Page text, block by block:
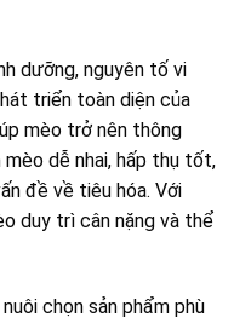
dưỡng, nguyên tố vi
triển toàn diện của
mèo trở nên thông
mèo dễ nhai, hấp thụ tốt,
đề về tiêu hóa. Với
duy trì cân nặng và thể
chọn sản phẩm phù